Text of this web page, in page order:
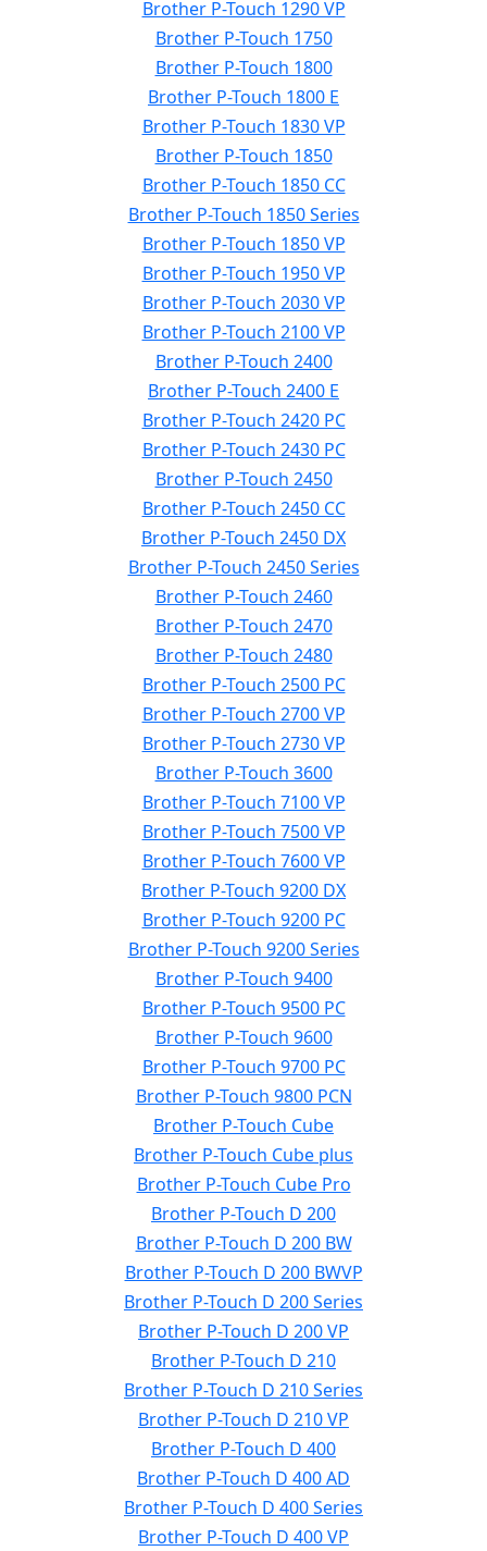
Brother P-Touch 1290 VP
Brother P-Touch 1750
Brother P-Touch 1800
Brother P-Touch 1800 E
Brother P-Touch 1830 VP
Brother P-Touch 1850
Brother P-Touch 1850 CC
Brother P-Touch 1850 Series
Brother P-Touch 1850 VP
Brother P-Touch 1950 VP
Brother P-Touch 2030 VP
Brother P-Touch 2100 VP
Brother P-Touch 2400
Brother P-Touch 2400 E
Brother P-Touch 2420 PC
Brother P-Touch 2430 PC
Brother P-Touch 2450
Brother P-Touch 2450 CC
Brother P-Touch 2450 DX
Brother P-Touch 2450 Series
Brother P-Touch 2460
Brother P-Touch 2470
Brother P-Touch 2480
Brother P-Touch 2500 PC
Brother P-Touch 2700 VP
Brother P-Touch 2730 VP
Brother P-Touch 3600
Brother P-Touch 7100 VP
Brother P-Touch 7500 VP
Brother P-Touch 7600 VP
Brother P-Touch 9200 DX
Brother P-Touch 9200 PC
Brother P-Touch 9200 Series
Brother P-Touch 9400
Brother P-Touch 9500 PC
Brother P-Touch 9600
Brother P-Touch 9700 PC
Brother P-Touch 9800 PCN
Brother P-Touch Cube
Brother P-Touch Cube plus
Brother P-Touch Cube Pro
Brother P-Touch D 200
Brother P-Touch D 200 BW
Brother P-Touch D 200 BWVP
Brother P-Touch D 200 Series
Brother P-Touch D 200 VP
Brother P-Touch D 210
Brother P-Touch D 210 Series
Brother P-Touch D 210 VP
Brother P-Touch D 400
Brother P-Touch D 400 AD
Brother P-Touch D 400 Series
Brother P-Touch D 400 VP